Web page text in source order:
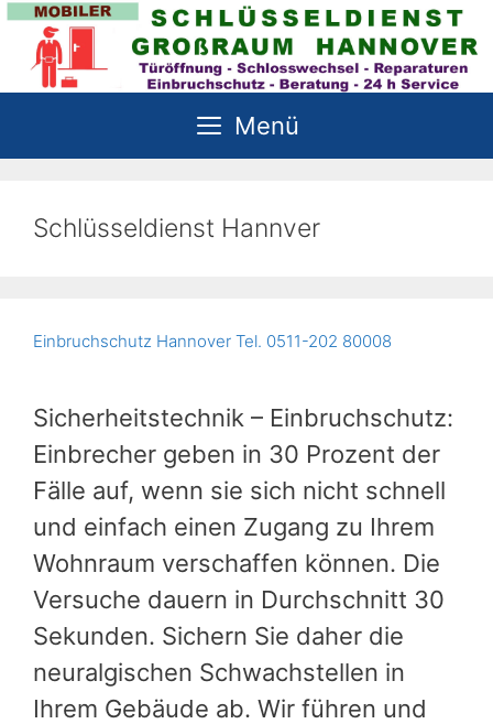
Zum
Inhalt
springen
Menü
Schlüsseldienst Hannver
Einbruchschutz Hannover Tel. 0511-202 80008
Sicherheitstechnik – Einbruchschutz:
Einbrecher geben in 30 Prozent der
Fälle auf, wenn sie sich nicht schnell
und einfach einen Zugang zu Ihrem
Wohnraum verschaffen können. Die
Versuche dauern in Durchschnitt 30
Sekunden. Sichern Sie daher die
neuralgischen Schwachstellen in
Ihrem Gebäude ab. Wir führen und